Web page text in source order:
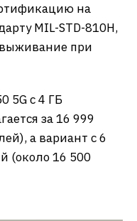
на
MIL-STD-810H,
при
5G с 4 ГБ
за 16 999
а вариант с 6
(около 16 500